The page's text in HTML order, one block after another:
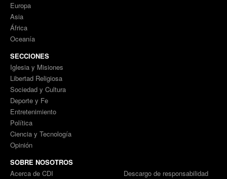
Europa
Asia
África
Oceanía
SECCIONES
Iglesia y Misiones
Libertad Religiosa
Sociedad y Cultura
Deporte y Fe
Entretenimiento
Política
Ciencia y Tecnología
Opinión
SOBRE NOSOTROS
Acerca de CDI
Descargo de responsabilidad